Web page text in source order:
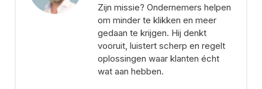
Zijn missie? Ondernemers helpen
om minder te klikken en meer
gedaan te krijgen. Hij denkt
vooruit, luistert scherp en regelt
oplossingen waar klanten écht
wat aan hebben.